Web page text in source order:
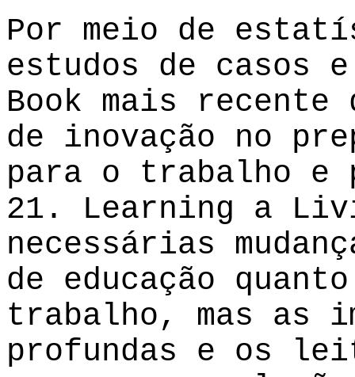
Por meio de
estudos de casos
Book mais recente
de inovação no
para o trabalho e
21. Learning a
necessárias
de educação
trabalho, mas as
profundas e os